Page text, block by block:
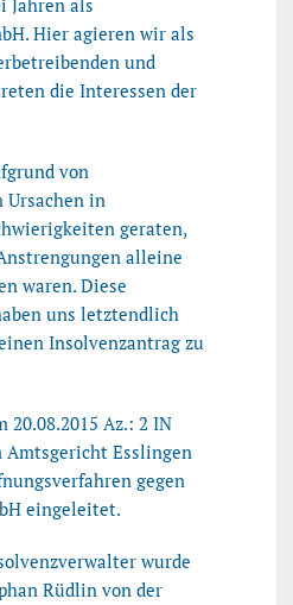
Jahren als
Hier agieren wir als
und
die Interessen der
von
in
geraten,
alleine
waren. Diese
uns letztendlich
Insolvenzantrag zu
20.08.2015 Az.: 2 IN
Amtsgericht Esslingen
gegen
eingeleitet.
wurde
Rüdlin von der